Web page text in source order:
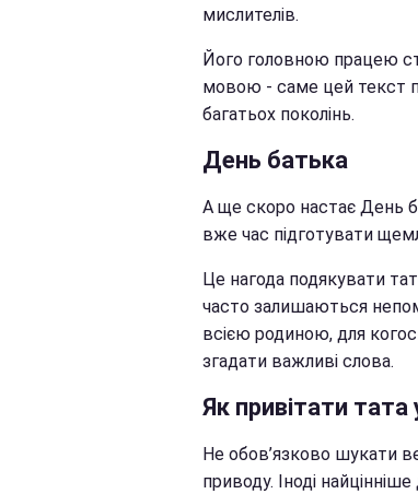
мислителів.
Його головною працею
мовою - саме цей текст
багатьох поколінь.
День батька
А ще скоро настає День
вже час підготувати
Це нагода подякувати
часто залишаються
всією родиною, для
згадати важливі слова.
Як привітати
Не обов’язково шукати
приводу. Іноді